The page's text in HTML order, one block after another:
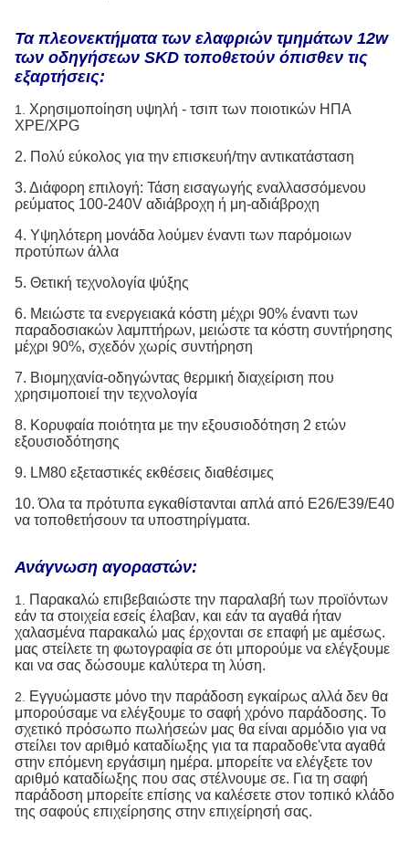
Τα πλεονεκτήματα των ελαφριών τμημάτων 12w
των οδηγήσεων SKD τοποθετούν όπισθεν τις
εξαρτήσεις:
1. Χρησιμοποίηση υψηλή - τσιπ των ποιοτικών ΗΠΑ
XPE/XPG
2. Πολύ εύκολος για την επισκευή/την αντικατάσταση
3. Διάφορη επιλογή: Τάση εισαγωγής εναλλασσόμενου
ρεύματος 100-240V αδιάβροχη ή μη-αδιάβροχη
4. Υψηλότερη μονάδα λούμεν έναντι των παρόμοιων
προτύπων άλλα
5. Θετική τεχνολογία ψύξης
6. Μειώστε τα ενεργειακά κόστη μέχρι 90% έναντι των
παραδοσιακών λαμπτήρων, μειώστε τα κόστη συντήρησης
μέχρι 90%, σχεδόν χωρίς συντήρηση
7. Βιομηχανία-οδηγώντας θερμική διαχείριση που
χρησιμοποιεί την τεχνολογία
8. Κορυφαία ποιότητα με την εξουσιοδότηση 2 ετών
εξουσιοδότησης
9. LM80 εξεταστικές εκθέσεις διαθέσιμες
10. Όλα τα πρότυπα εγκαθίστανται απλά από E26/E39/E40
να τοποθετήσουν τα υποστηρίγματα.
Ανάγνωση αγοραστών:
1.
Παρακαλώ επιβεβαιώστε την παραλαβή των προϊόντων
εάν τα στοιχεία εσείς έλαβαν, και εάν τα αγαθά ήταν
χαλασμένα παρακαλώ μας έρχονται σε επαφή με αμέσως.
μας στείλετε τη φωτογραφία σε ότι μπορούμε να ελέγξουμε
και να σας δώσουμε καλύτερα τη λύση.
2.
Εγγυώμαστε μόνο την παράδοση εγκαίρως αλλά δεν θα
μπορούσαμε να ελέγξουμε το σαφή χρόνο παράδοσης. Το
σχετικό πρόσωπο πωλήσεών μας θα είναι αρμόδιο για να
στείλει τον αριθμό καταδίωξης για τα παραδοθε'ντα αγαθά
στην επόμενη εργάσιμη ημέρα. μπορείτε να ελέγξετε τον
αριθμό καταδίωξης που σας στέλνουμε σε. Για τη σαφή
παράδοση μπορείτε επίσης να καλέσετε στον τοπικό κλάδο
της σαφούς επιχείρησης στην επιχείρησή σας.